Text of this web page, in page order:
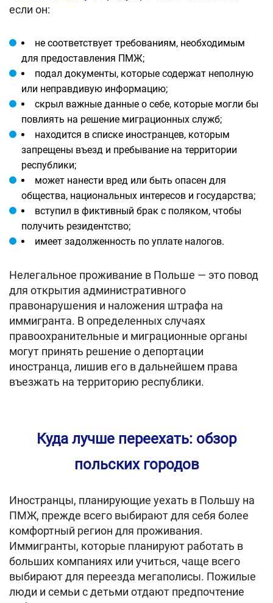
если он:
не соответствует требованиям, необходимым
для предоставления ПМЖ;
подал документы, которые содержат неполную
или неправдивую информацию;
скрыл важные данные о себе, которые могли бы
повлиять на решение миграционных служб;
находится в списке иностранцев, которым
запрещены въезд и пребывание на территории
республики;
может нанести вред или быть опасен для
общества, национальных интересов и государства;
вступил в фиктивный брак с поляком, чтобы
получить резидентство;
имеет задолженность по уплате налогов.
Нелегальное проживание в Польше — это повод
для открытия административного
правонарушения и наложения штрафа на
иммигранта. В определенных случаях
правоохранительные и миграционные органы
могут принять решение о депортации
иностранца, лишив его в дальнейшем права
въезжать на территорию республики.
Куда лучше переехать: обзор
польских городов
Иностранцы, планирующие уехать в Польшу на
ПМЖ, прежде всего выбирают для себя более
комфортный регион для проживания.
Иммигранты, которые планируют работать в
больших компаниях или учиться, чаще всего
выбирают для переезда мегаполисы. Пожилые
люди и семьи с детьми отдают предпочтение